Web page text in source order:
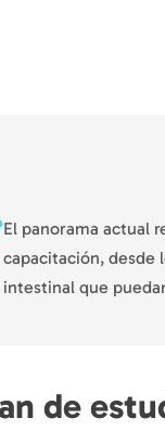
El panorama actual
capacitación, desde
intestinal que
de